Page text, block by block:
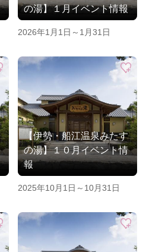
の湯】１月イベント情報
2026年1月1日～1月31日
【伊勢・船江温泉みたす
の湯】１０月イベント情
報
2025年10月1日～10月31日